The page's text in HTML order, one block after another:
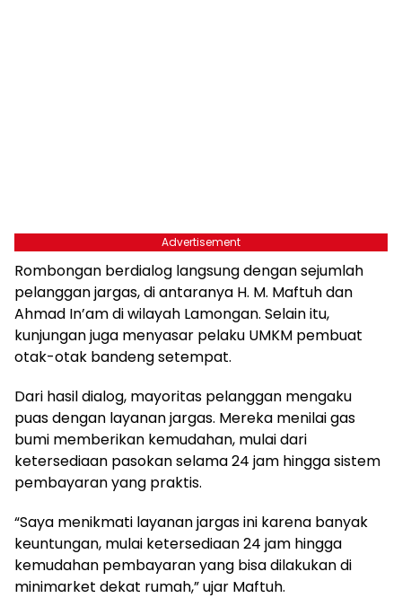
Advertisement
Rombongan berdialog langsung dengan sejumlah
pelanggan jargas, di antaranya H. M. Maftuh dan
Ahmad In’am di wilayah Lamongan. Selain itu,
kunjungan juga menyasar pelaku UMKM pembuat
otak-otak bandeng setempat.
Dari hasil dialog, mayoritas pelanggan mengaku
puas dengan layanan jargas. Mereka menilai gas
bumi memberikan kemudahan, mulai dari
ketersediaan pasokan selama 24 jam hingga sistem
pembayaran yang praktis.
“Saya menikmati layanan jargas ini karena banyak
keuntungan, mulai ketersediaan 24 jam hingga
kemudahan pembayaran yang bisa dilakukan di
minimarket dekat rumah,” ujar Maftuh.